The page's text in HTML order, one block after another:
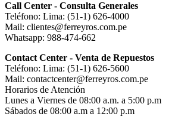
Call Center - Consulta Generales
Teléfono: Lima: (51-1) 626-4000
Mail: clientes@ferreyros.com.pe
Whatsapp: 988-474-662
Contact Center - Venta de Repuestos
Teléfono: Lima: (51-1) 626-5600
Mail: contactcenter@ferreyros.com.pe
Horarios de Atención
Lunes a Viernes de 08:00 a.m. a 5:00 p.m
Sábados de 08:00 a.m a 12:00 p.m